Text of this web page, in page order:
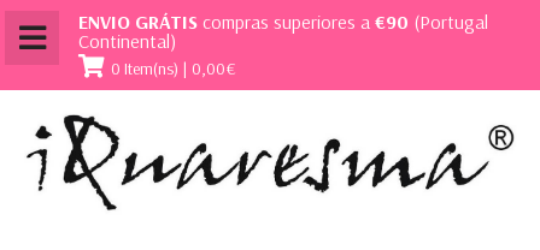
ENVIO GRÁTIS compras superiores a €90 (Portugal
Continental)
0 Item(ns) | 0,00€